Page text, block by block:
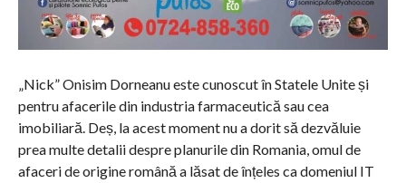
„Nick” Onisim Dorneanu este cunoscut în Statele Unite și
pentru afacerile din industria farmaceutică sau cea
imobiliară. Deș, la acest moment nu a dorit să dezvăluie
prea multe detalii despre planurile din Romania, omul de
afaceri de origine română a lăsat de înțeles ca domeniul IT